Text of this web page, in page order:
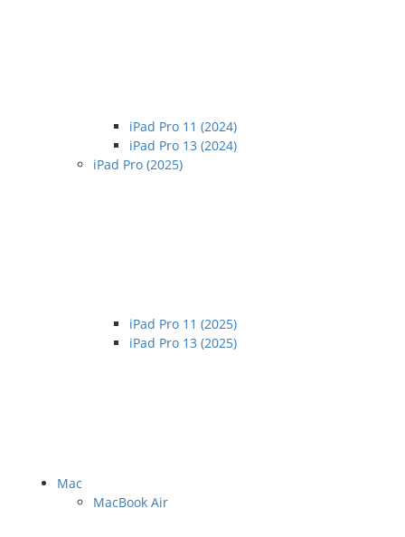
iPad Pro 11 (2024)
iPad Pro 13 (2024)
iPad Pro (2025)
iPad Pro 11 (2025)
iPad Pro 13 (2025)
Mac
MacBook Air